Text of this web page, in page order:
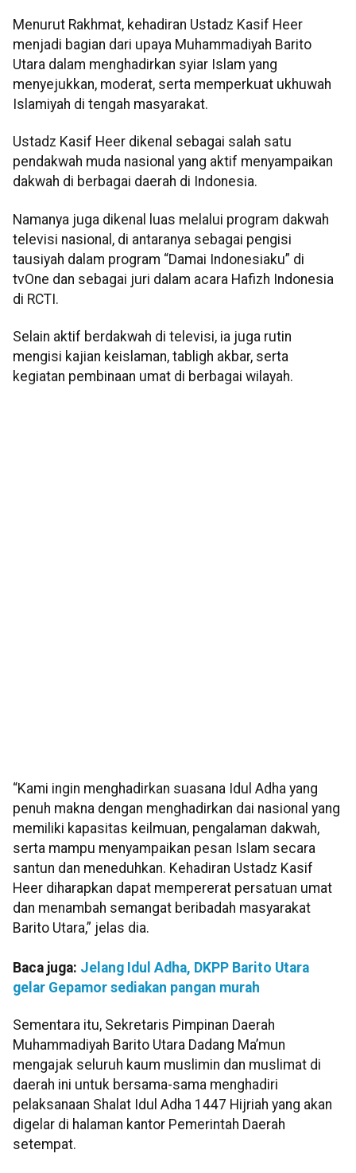
Menurut Rakhmat, kehadiran Ustadz Kasif Heer
menjadi bagian dari upaya Muhammadiyah Barito
Utara dalam menghadirkan syiar Islam yang
menyejukkan, moderat, serta memperkuat ukhuwah
Islamiyah di tengah masyarakat.
Ustadz Kasif Heer dikenal sebagai salah satu
pendakwah muda nasional yang aktif menyampaikan
dakwah di berbagai daerah di Indonesia.
Namanya juga dikenal luas melalui program dakwah
televisi nasional, di antaranya sebagai pengisi
tausiyah dalam program “Damai Indonesiaku” di
tvOne dan sebagai juri dalam acara Hafizh Indonesia
di RCTI.
Selain aktif berdakwah di televisi, ia juga rutin
mengisi kajian keislaman, tabligh akbar, serta
kegiatan pembinaan umat di berbagai wilayah.
“Kami ingin menghadirkan suasana Idul Adha yang
penuh makna dengan menghadirkan dai nasional yang
memiliki kapasitas keilmuan, pengalaman dakwah,
serta mampu menyampaikan pesan Islam secara
santun dan meneduhkan. Kehadiran Ustadz Kasif
Heer diharapkan dapat mempererat persatuan umat
dan menambah semangat beribadah masyarakat
Barito Utara,” jelas dia.
Baca juga: Jelang Idul Adha, DKPP Barito Utara
gelar Gepamor sediakan pangan murah
Sementara itu, Sekretaris Pimpinan Daerah
Muhammadiyah Barito Utara Dadang Ma’mun
mengajak seluruh kaum muslimin dan muslimat di
daerah ini untuk bersama-sama menghadiri
pelaksanaan Shalat Idul Adha 1447 Hijriah yang akan
digelar di halaman kantor Pemerintah Daerah
setempat.